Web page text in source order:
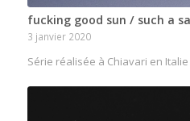
fucking good sun / such a
3 janvier 2020
Série réalisée à Chiavari en